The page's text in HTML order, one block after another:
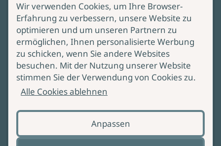
Cookie-Einstellungen
AGB Online Shop
Service
Lieferung & Versand
Produktsicherheit
Bei Fragen zur Produktsicherheit
wenden Sie sich bitte an
Wir verwenden Cookies, um Ihre Browser-
Erfahrung zu verbessern, unsere Website zu
optimieren und um unseren Partnern zu
ermöglichen, Ihnen personalisierte Werbung
zu schicken, wenn Sie andere Websites
besuchen. Mit der Nutzung unserer Website
stimmen Sie der Verwendung von Cookies zu.
Alle Cookies ablehnen
Anpassen